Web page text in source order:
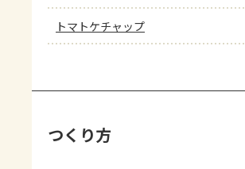
トマトケチャップ
つくり方